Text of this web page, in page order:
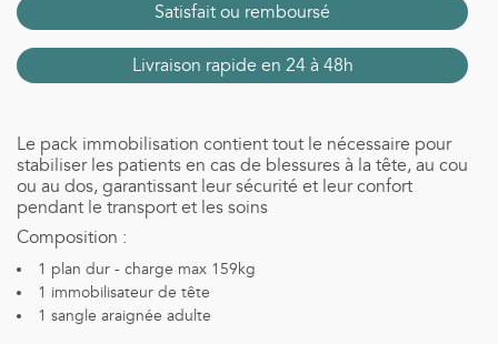
Satisfait ou remboursé
Livraison rapide en 24 à 48h
Le pack immobilisation contient tout le nécessaire pour
stabiliser les patients en cas de blessures à la tête, au cou
ou au dos, garantissant leur sécurité et leur confort
pendant le transport et les soins
Composition :
1 plan dur - charge max 159kg
1 immobilisateur de tête
1 sangle araignée adulte